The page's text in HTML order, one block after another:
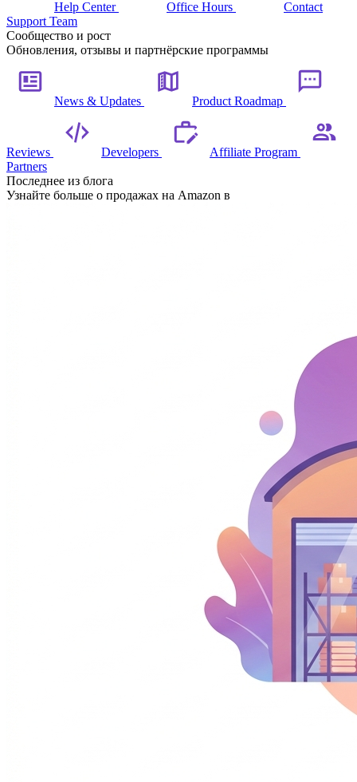
Help Center Office Hours
Contact
Support Team
Сообщество и рост
Обновления, отзывы и партнёрские программы
News & Updates Product Roadmap
Reviews Developers
Affiliate Program
Partners
Последнее из блога
Узнайте больше о продажах на Amazon в